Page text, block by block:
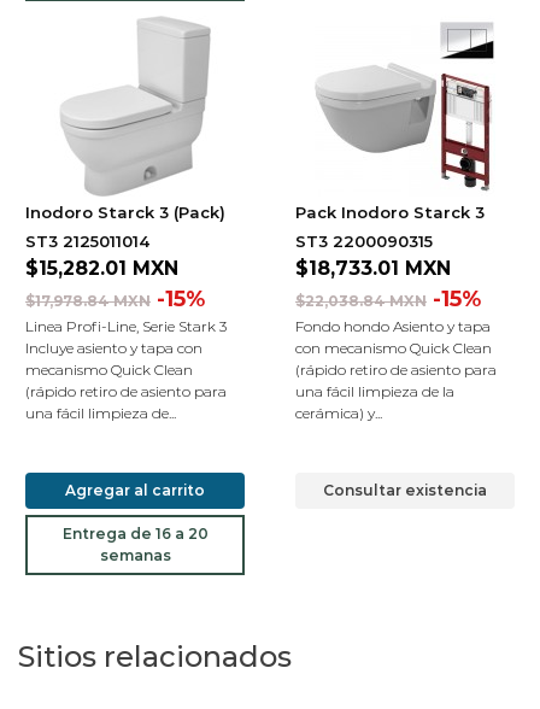
Inodoro Starck 3 (Pack)
ST3 2125011014
$15,282.01 MXN
$17,978.84 MXN -15%
Linea Profi-Line, Serie Stark 3
Incluye asiento y tapa con
mecanismo Quick Clean
(rápido retiro de asiento para
una fácil limpieza de...
Agregar al carrito
Entrega de 16 a 20
semanas
Pack Inodoro Starck 3
ST3 2200090315
$18,733.01 MXN
$22,038.84 MXN -15%
Fondo hondo Asiento y tapa
con mecanismo Quick Clean
(rápido retiro de asiento para
una fácil limpieza de la
cerámica) y...
Consultar existencia
Sitios relacionados